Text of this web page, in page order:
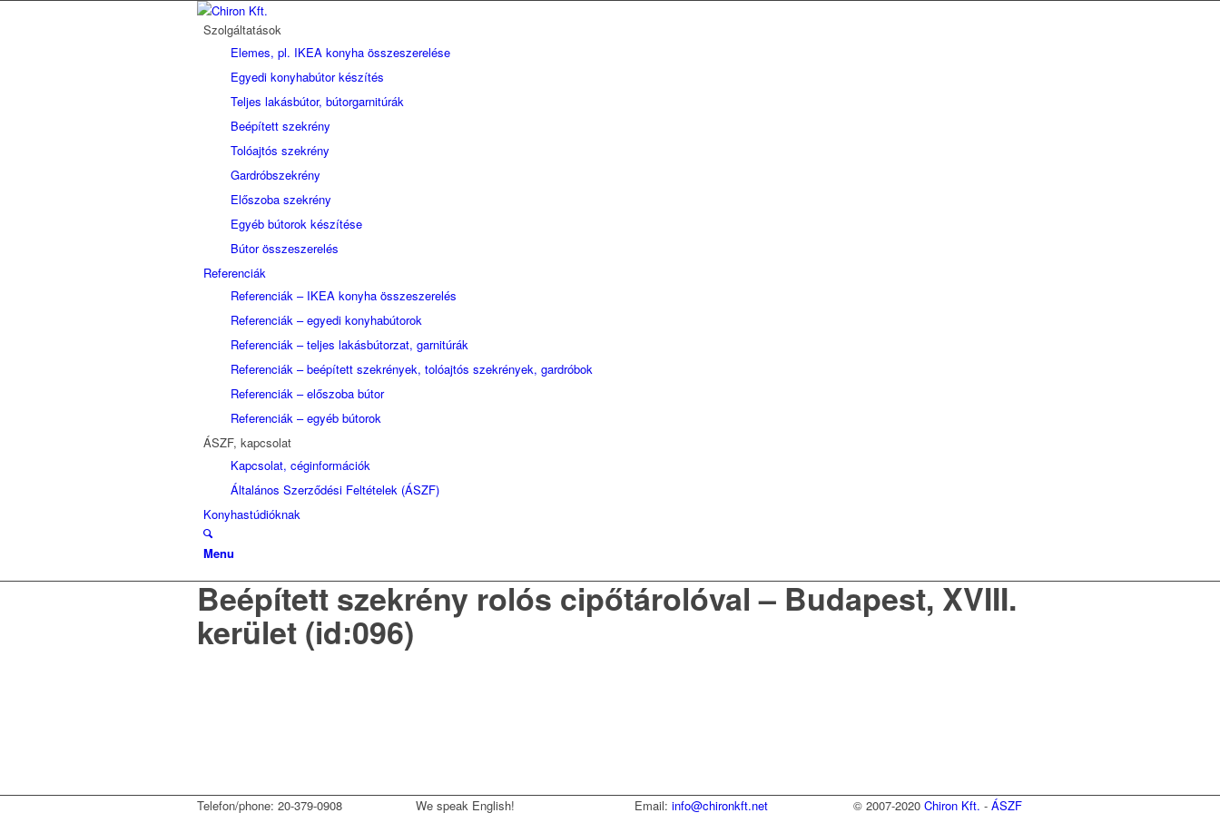
Szolgáltatások
Elemes, pl. IKEA konyha összeszerelése
Egyedi konyhabútor készítés
Teljes lakásbútor, bútorgarnitúrák
Beépített szekrény
Tolóajtós szekrény
Gardróbszekrény
Előszoba szekrény
Egyéb bútorok készítése
Bútor összeszerelés
Referenciák
Referenciák – IKEA konyha összeszerelés
Referenciák – egyedi konyhabútorok
Referenciák – teljes lakásbútorzat, garnitúrák
Referenciák – beépített szekrények, tolóajtós szekrények, gardróbok
Referenciák – előszoba bútor
Referenciák – egyéb bútorok
ÁSZF, kapcsolat
Kapcsolat, céginformációk
Általános Szerződési Feltételek (ÁSZF)
Konyhastúdióknak
Menu
Beépített szekrény rolós cipőtárolóval – Budapest, XVIII.
kerület (id:096)
Telefon/phone: 20-379-0908 We speak English! Email:info@chironkft.net © 2007-2020Chiron Kft. -ÁSZF